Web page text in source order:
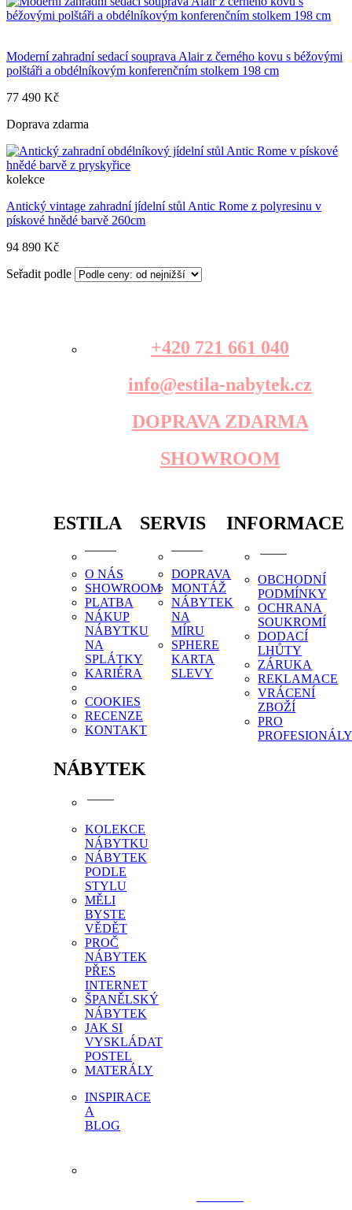
Moderní zahradní sedací souprava Alair z černého kovu s béžovými
polštáři a obdélníkovým konferenčním stolkem 198 cm
77 490 Kč
Doprava zdarma
kolekce
Antický vintage zahradní jídelní stůl Antic Rome z polyresinu v
pískové hnědé barvě 260cm
94 890 Kč
Seřadit podle
+420 721 661 040
info@estila-nabytek.cz
DOPRAVA ZDARMA
SHOWROOM
ESTILA
O NÁS
SHOWROOM
PLATBA
NÁKUP
NÁBYTKU
NA
SPLÁTKY
KARIÉRA
COOKIES
RECENZE
KONTAKT
SERVIS
DOPRAVA
MONTÁŽ
NÁBYTEK
NA
MÍRU
SPHERE
KARTA
SLEVY
INFORMACE
OBCHODNÍ
PODMÍNKY
OCHRANA
SOUKROMÍ
DODACÍ
LHŮTY
ZÁRUKA
REKLAMACE
VRÁCENÍ
ZBOŽÍ
PRO
NÁBYTEK
KOLEKCE
NÁBYTKU
NÁBYTEK
PODLE
STYLU
MĚLI
BYSTE
VĚDĚT
PROČ
NÁBYTEK
PŘES
INTERNET
ŠPANĚLSKÝ
NÁBYTEK
JAK SI
VYSKLÁDAT
POSTEL
MATERÁLY
INSPIRACE
A
BLOG